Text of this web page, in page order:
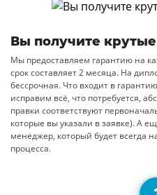
Вы получите
Мы предоставляем гарантию на
срок составляет 2 месяца. На
бессрочная. Что входит в
исправим всё, что потребуется,
правки соответствуют
которые вы указали в заявке). А
менеджер, который будет всегда
процесса.